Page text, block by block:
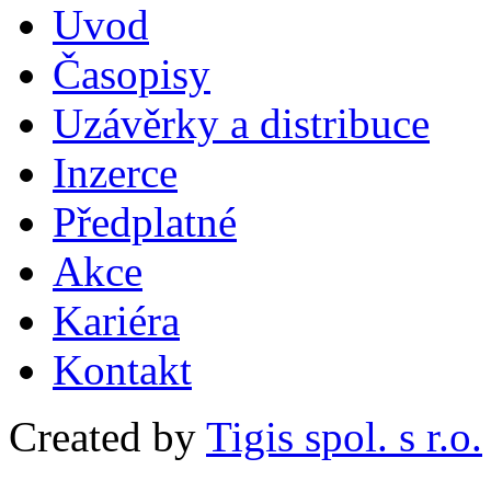
Uvod
Časopisy
Uzávěrky a distribuce
Inzerce
Předplatné
Akce
Kariéra
Kontakt
Created by Tigis spol. s r.o.